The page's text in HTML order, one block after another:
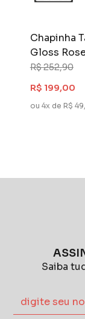
Chapinha
Gloss
R$ 252,90
R$ 199,00
ou 4x de R$
Saiba